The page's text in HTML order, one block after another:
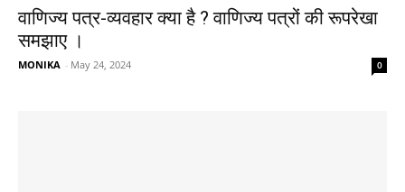
वाणिज्य पत्र-व्यवहार क्या है ? वाणिज्य पत्रों की रूपरेखा
समझाए ।
MONIKA - May 24, 2024 0